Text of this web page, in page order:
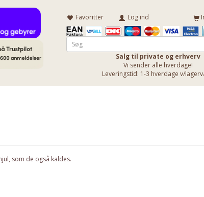
Favoritter Log ind
Salg til private og erhverv
Vi sender alle hverdage!
Leveringstid: 1-3 hverdage v/
som de også kaldes.